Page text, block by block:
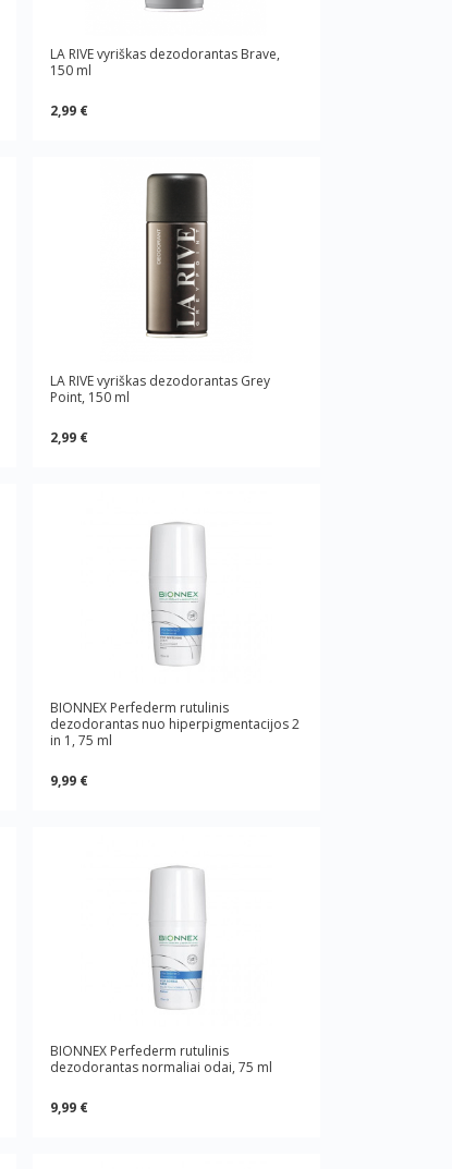
LA RIVE vyriškas dezodorantas Brave,
150 ml
2,99 €
LA RIVE vyriškas dezodorantas Grey
Point, 150 ml
2,99 €
BIONNEX Perfederm rutulinis
dezodorantas nuo hiperpigmentacijos 2
in 1, 75 ml
9,99 €
BIONNEX Perfederm rutulinis
dezodorantas normaliai odai, 75 ml
9,99 €